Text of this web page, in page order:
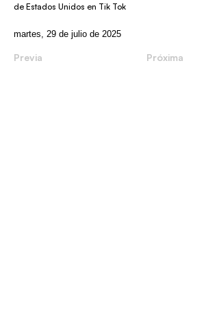
de Estados Unidos en Tik Tok
martes, 29 de julio de 2025
Previa Próxima